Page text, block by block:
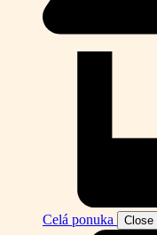
Celá ponuka Close